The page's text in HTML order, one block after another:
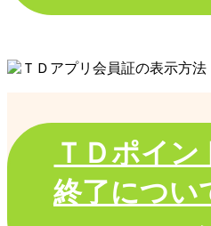
ＴＤポイ
終了につい